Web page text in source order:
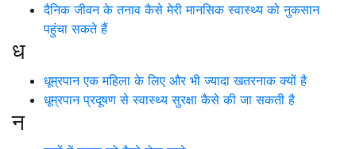
दैनिक जीवन के तनाव कैसे मेरी मानसिक स्वास्थ्य को नुकसान
पहुंचा सकते हैं
ध
धूम्रपान एक महिला के लिए और भी ज्यादा खतरनाक क्यों है
धूम्रपान प्रदूषण से स्वास्थ्य सुरक्षा कैसे की जा सकती है
न